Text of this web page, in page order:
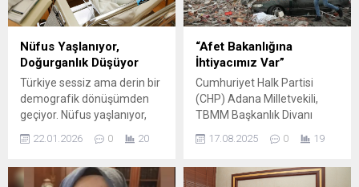
nedeniyle adeta perişan
oldu. Barajdan su verilmeye
başlandıktan kısa süre
sonra, kapakların yarıda
kapatılması sonucu suyun
bu köylere ulaşmadığı
belirtiliyor. Çiftçiler,...
ekonomik ömrünü yitirdiğini
belirterek, “Zirai don felaketi
nedeniyle ürünler
yapılamayacak duruma
geldi. Ürünler, meyve suyu
sanayisine dahi
verilemeyecek...
Nüfus Yaşlanıyor,
Doğurganlık Düşüyor
Türkiye sessiz ama derin bir
demografik dönüşümden
geçiyor. Nüfus yaşlanıyor,
düşüyor, genç nüfus giderek
tablonun arkasındaki en
22.01.2026 0 20
“Afet Bakanlığına
İhtiyacımız Var”
Cumhuriyet Halk Partisi
(CHP) Adana Milletvekili,
TBMM Başkanlık Divanı
Mühendisi Dr. Müzeyyen
meydana gelen, en az 18
17.08.2025 0 19